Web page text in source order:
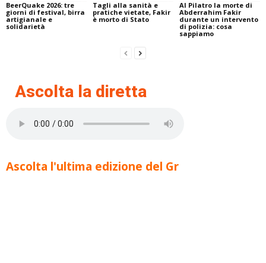
BeerQuake 2026: tre
giorni di festival, birra
artigianale e
solidarietà
Tagli alla sanità e
pratiche vietate, Fakir
è morto di Stato
Al Pilatro la morte di
Abderrahim Fakir
durante un intervento
di polizia: cosa
sappiamo
Ascolta la diretta
Ascolta l'ultima edizione del Gr